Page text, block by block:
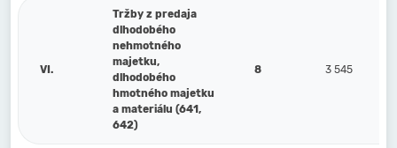
VI.
Tržby z predaja
dlhodobého
nehmotného
majetku,
dlhodobého
hmotného majetku
a materiálu (641,
642)
8 3 545